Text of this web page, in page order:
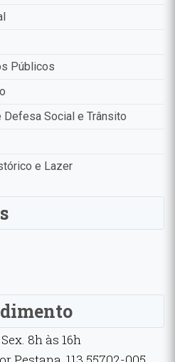
Públicos
Social e Trânsito
e Lazer
8h às 16h